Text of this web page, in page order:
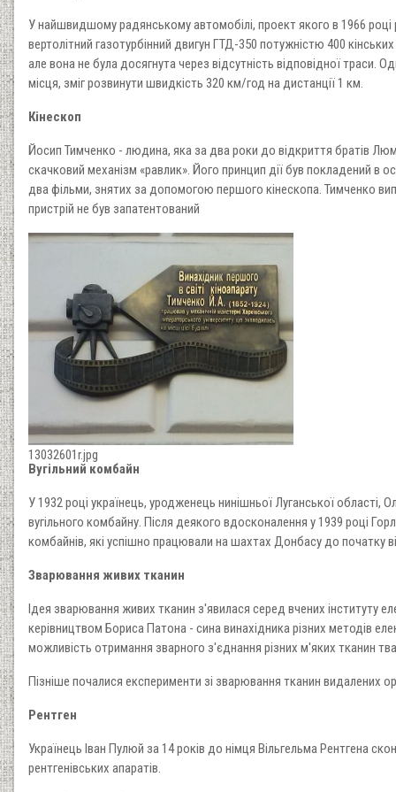
У найшвидшому радянському автомобілі, проект якого в 1966 році
вертолітний газотурбінний двигун ГТД-350 потужністю 400
але вона не була досягнута через відсутність відповідної траси.
місця, зміг розвинути швидкість 320 км/год на дистанції 1 км.
Кінескоп
Йосип Тимченко - людина, яка за два роки до відкриття братів
скачковий механізм «равлик». Його принцип дії був покладений в
два фільми, знятих за допомогою першого кінескопа. Тимченко
пристрій не був запатентований
13032601r.jpg
Вугільний комбайн
У 1932 році українець, уродженець нинішньої Луганської області,
вугільного комбайну. Після деякого вдосконалення у 1939 році
комбайнів, які успішно працювали на шахтах Донбасу до початку
Зварювання живих тканин
Ідея зварювання живих тканин з'явилася серед вчених інституту
керівництвом Бориса Патона - сина винахідника різних методів
можливість отримання зварного з'єднання різних м'яких тканин
Пізніше почалися експерименти зі зварювання тканин видалених
Рентген
Українець Іван Пулюй за 14 років до німця Вільгельма Рентгена
рентгенівських апаратів.